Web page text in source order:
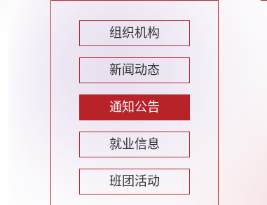
组织机构
新闻动态
通知公告
就业信息
班团活动